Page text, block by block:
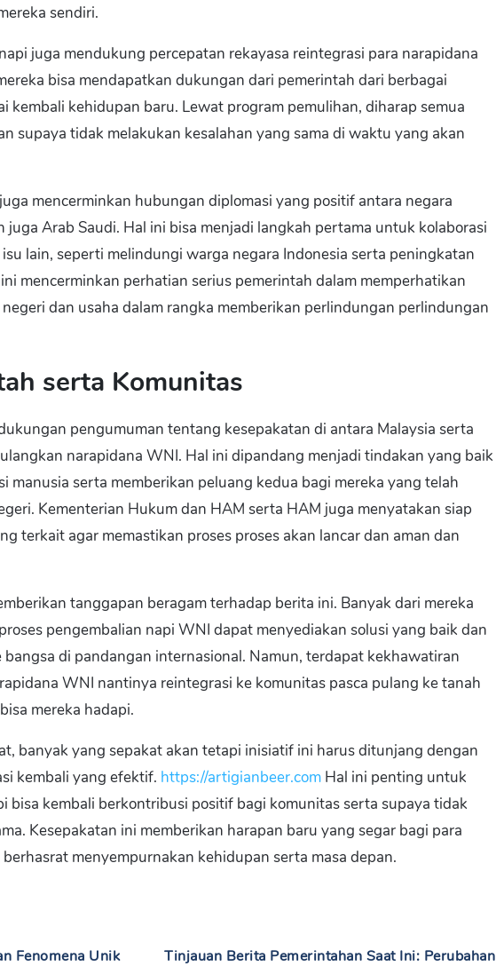
sendiri.
juga mendukung percepatan rekayasa reintegrasi para narapidana
bisa mendapatkan dukungan dari pemerintah dari berbagai
kembali kehidupan baru. Lewat program pemulihan, diharap semua
supaya tidak melakukan kesalahan yang sama di waktu yang akan
mencerminkan hubungan diplomasi yang positif antara negara
juga Arab Saudi. Hal ini bisa menjadi langkah pertama untuk kolaborasi
lain, seperti melindungi warga negara Indonesia serta peningkatan
mencerminkan perhatian serius pemerintah dalam memperhatikan
dan usaha dalam rangka memberikan perlindungan perlindungan
serta Komunitas
pengumuman tentang kesepakatan di antara Malaysia serta
narapidana WNI. Hal ini dipandang menjadi tindakan yang baik
manusia serta memberikan peluang kedua bagi mereka yang telah
Kementerian Hukum dan HAM serta HAM juga menyatakan siap
terkait agar memastikan proses proses akan lancar dan aman dan
tanggapan beragam terhadap berita ini. Banyak dari mereka
pengembalian napi WNI dapat menyediakan solusi yang baik dan
di pandangan internasional. Namun, terdapat kekhawatiran
WNI nantinya reintegrasi ke komunitas pasca pulang ke tanah
mereka hadapi.
banyak yang sepakat akan tetapi inisiatif ini harus ditunjang dengan
kembali yang efektif. https://artigianbeer.com Hal ini penting untuk
bisa kembali berkontribusi positif bagi komunitas serta supaya tidak
Kesepakatan ini memberikan harapan baru yang segar bagi para
menyempurnakan kehidupan serta masa depan.
Fenomena Unik Tinjauan Berita Pemerintahan Saat Ini: Perubahan